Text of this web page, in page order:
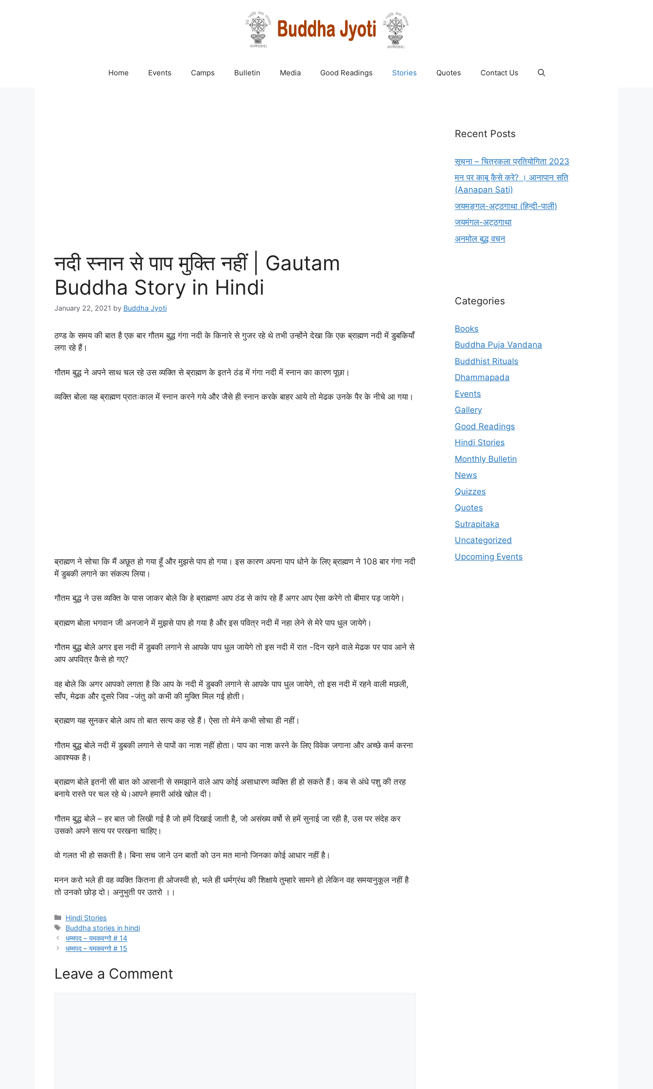
Home Events Camps Bulletin Media Good Readings Stories Quotes Contact Us
नदी स्नान से पाप मुक्ति नहीं | Gautam
Buddha Story in Hindi
January 22, 2021 by Buddha Jyoti
ठण्ड के समय की बात है एक बार गौतम बुद्ध गंगा नदी के किनारे से गुजर रहे थे तभी उन्होंने देखा कि एक ब्राह्मण नदी में डुबकियाँ
लगा रहे हैं।
गौतम बुद्ध ने अपने साथ चल रहे उस व्यक्ति से ब्राह्मण के इतने ठंड में गंगा नदी में स्नान का कारण पूछा।
व्यक्ति बोला यह ब्राह्मण प्रातःकाल में स्नान करने गये और जैसे ही स्नान करके बाहर आये तो मेढक उनके पैर के नीचे आ गया।
ब्राह्मण ने सोचा कि मैं अछूत हो गया हूँ और मुझसे पाप हो गया। इस कारण अपना पाप धोने के लिए ब्राह्मण ने 108 बार गंगा नदी
में डुबकी लगाने का संकल्प लिया।
गौतम बुद्ध ने उस व्यक्ति के पास जाकर बोले कि हे ब्राह्मण! आप ठंड से कांप रहे हैं अगर आप ऐसा करेगे तो बीमार पड़ जायेगे।
ब्राह्मण बोला भगवान जी अनजाने में मुझसे पाप हो गया है और इस पवित्र नदी में नहा लेने से मेरे पाप धुल जायेगे।
गौतम बुद्ध बोले अगर इस नदी में डुबकी लगाने से आपके पाप धुल जायेगे तो इस नदी में रात -दिन रहने वाले मेढक पर पाव आने से
आप अपवित्र कैसे हो गए?
वह बोले कि अगर आपको लगता है कि आप के नदी में डुबकी लगाने से आपके पाप धुल जायेगे, तो इस नदी में रहने वाली मछली,
साँप, मेढक और दूसरे जिव -जंतु को कभी की मुक्ति मिल गई होती।
ब्राह्मण यह सुनकर बोले आप तो बात सत्य कह रहे हैं। ऐसा तो मेने कभी सोचा ही नहीं।
गौतम बुद्ध बोले नदी में डुबकी लगाने से पापों का नाश नहीं होता। पाप का नाश करने के लिए विवेक जगाना और अच्छे कर्म करना
आवश्यक है।
ब्राह्मण बोले इतनी सी बात को आसानी से समझाने वाले आप कोई असाधारण व्यक्ति ही हो सकते हैं। कब से अंधे पशु की तरह
बनाये रास्ते पर चल रहे थे।आपने हमारी आंखे खोल दी।
गौतम बुद्ध बोले – हर बात जो लिखी गई है जो हमें दिखाई जाती है, जो असंख्य वर्षो से हमें सुनाई जा रही है, उस पर संदेह कर
उसको अपने सत्य पर परखना चाहिए।
वो गलत भी हो सकती है। बिना सच जाने उन बातों को उन मत मानो जिनका कोई आधार नहीं है।
मनन करो भले ही वह व्यक्ति कितना ही ओजस्वी हो, भले ही धर्मग्रंथ की शिक्षाये तुम्हारे सामने हो लेकिन वह समयानुकूल नहीं है
तो उनको छोड़ दो। अनुभुती पर उतरो ।।
Categories
Hindi Stories
Tags
Buddha stories in hindi
धम्मपद – यमकवग्गो # 14
धम्मपद – यमकवग्गो # 15
Leave a Comment
Recent Posts
सूचना – चित्रकला प्रतियोगिता 2023
मन पर काबू कैसे करे? । आनापान सति
(Aanapan Sati)
जयमङ्गल-अट्ठगाथा (हिन्दी-पाली)
जयमंगल-अट्ठगाथा
अनमोल बुद्ध वचन
Categories
Books
Buddha Puja Vandana
Buddhist Rituals
Dhammapada
Events
Gallery
Good Readings
Hindi Stories
Monthly Bulletin
News
Quizzes
Quotes
Sutrapitaka
Uncategorized
Upcoming Events